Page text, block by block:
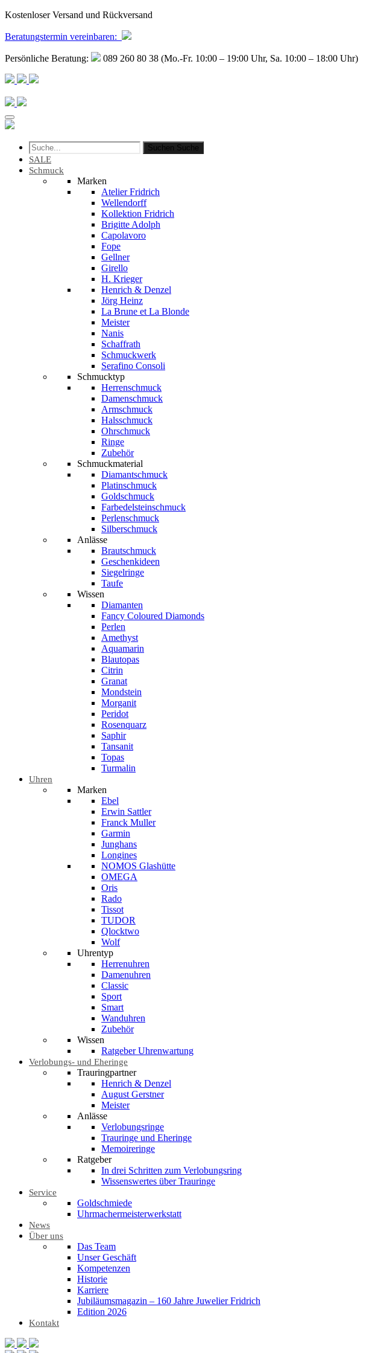
Kostenloser Versand und Rückversand
Beratungstermin vereinbaren:
Persönliche Beratung: 089 260 80 38 (Mo.-Fr. 10:00 – 19:00 Uhr, Sa. 10:00 – 18:00 Uhr)
Suchen Suche
SALE
Schmuck
Marken
Atelier Fridrich
Wellendorff
Kollektion Fridrich
Brigitte Adolph
Capolavoro
Fope
Gellner
Girello
H. Krieger
Henrich & Denzel
Jörg Heinz
La Brune et La Blonde
Meister
Nanis
Schaffrath
Schmuckwerk
Serafino Consoli
Schmucktyp
Herrenschmuck
Damenschmuck
Armschmuck
Halsschmuck
Ohrschmuck
Ringe
Zubehör
Schmuckmaterial
Diamantschmuck
Platinschmuck
Goldschmuck
Farbedelsteinschmuck
Perlenschmuck
Silberschmuck
Anlässe
Brautschmuck
Geschenkideen
Siegelringe
Taufe
Wissen
Diamanten
Fancy Coloured Diamonds
Perlen
Amethyst
Aquamarin
Blautopas
Citrin
Granat
Mondstein
Morganit
Peridot
Rosenquarz
Saphir
Tansanit
Topas
Turmalin
Uhren
Marken
Ebel
Erwin Sattler
Franck Muller
Garmin
Junghans
Longines
NOMOS Glashütte
OMEGA
Oris
Rado
Tissot
TUDOR
Qlocktwo
Wolf
Uhrentyp
Herrenuhren
Damenuhren
Classic
Sport
Smart
Wanduhren
Zubehör
Wissen
Ratgeber Uhrenwartung
Verlobungs- und Eheringe
Trauringpartner
Henrich & Denzel
August Gerstner
Meister
Anlässe
Verlobungsringe
Trauringe und Eheringe
Memoireringe
Ratgeber
In drei Schritten zum Verlobungsring
Wissenswertes über Trauringe
Service
Goldschmiede
Uhrmachermeisterwerkstatt
News
Über uns
Das Team
Unser Geschäft
Kompetenzen
Historie
Karriere
Jubiläumsmagazin – 160 Jahre Juwelier Fridrich
Edition 2026
Kontakt